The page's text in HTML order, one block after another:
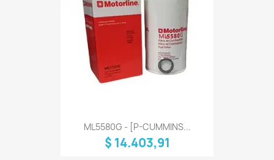
ML5580G - [P-CUMMINS...
$ 14.403,91